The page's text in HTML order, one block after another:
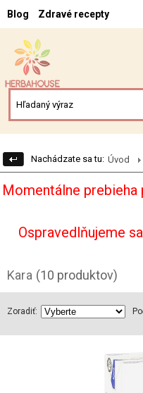
Blog Zdravé recepty
Nachádzate sa tu: Úvod
Momentálne prebieha
Ospravedlňujeme
Kara (10 produktov)
Zoradiť: